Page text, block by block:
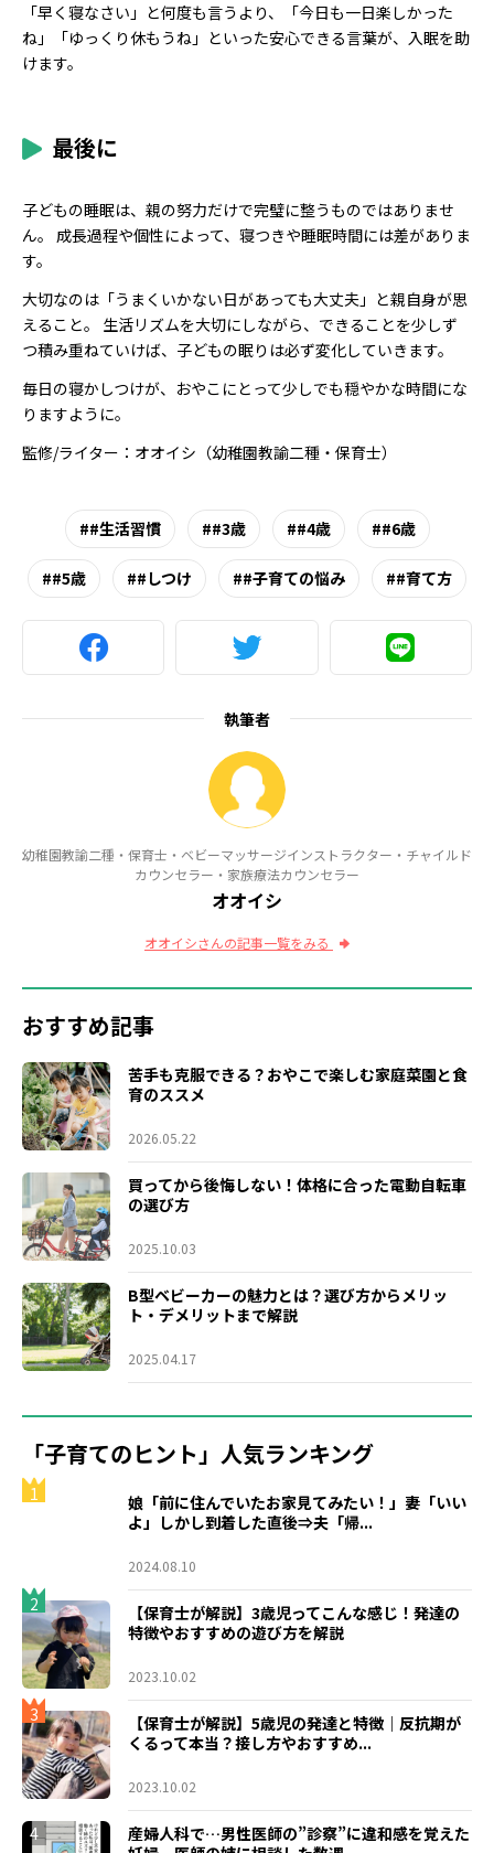
「早く寝なさい」と何度も言うより、「今日も一日楽しかった
ね」「ゆっくり休もうね」といった安心できる言葉が、入眠を助
けます。
最後に
子どもの睡眠は、親の努力だけで完璧に整うものではありませ
ん。 成長過程や個性によって、寝つきや睡眠時間には差がありま
す。
大切なのは「うまくいかない日があっても大丈夫」と親自身が思
えること。 生活リズムを大切にしながら、できることを少しず
つ積み重ねていけば、子どもの眠りは必ず変化していきます。
毎日の寝かしつけが、おやこにとって少しでも穏やかな時間にな
りますように。
監修/ライター：オオイシ（幼稚園教諭二種・保育士）
#生活習慣 #3歳 #4歳 #6歳
#5歳 #しつけ #子育ての悩み #育て方
執筆者
幼稚園教諭二種・保育士・ベビーマッサージインストラクター・チャイルド
カウンセラー・家族療法カウンセラー
オオイシ
オオイシさんの記事一覧をみる
おすすめ記事
苦手も克服できる？おやこで楽しむ家庭菜園と食
育のススメ
2026.05.22
買ってから後悔しない！体格に合った電動自転車
の選び方
2025.10.03
B型ベビーカーの魅力とは？選び方からメリッ
ト・デメリットまで解説
2025.04.17
「子育てのヒント」人気ランキング
1
娘「前に住んでいたお家見てみたい！」妻「いい
よ」しかし到着した直後⇒夫「帰...
2024.08.10
2
【保育士が解説】3歳児ってこんな感じ！発達の
特徴やおすすめの遊び方を解説
2023.10.02
3
【保育士が解説】5歳児の発達と特徴｜反抗期が
くるって本当？接し方やおすすめ...
2023.10.02
4
産婦人科で…男性医師の”診察”に違和感を覚えた